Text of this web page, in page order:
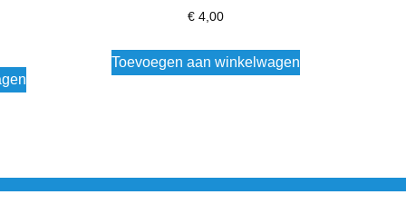
€ 4,00
Toevoegen aan winkelwagen